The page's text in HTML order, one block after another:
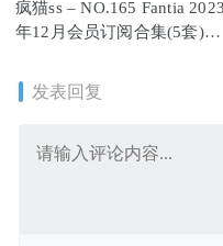
疯猫ss – NO.165 Fantia 2023
年12月会员订阅合集(5套)
发表回复